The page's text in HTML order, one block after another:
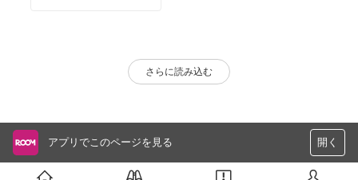
静かで、何より数値で室
内の空気のキレイさを教
しゃるご家庭にはオスス
メだと思います！
さらに読み込む
アプリでこのページを見る 開く